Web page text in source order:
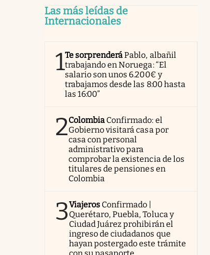
Las más leídas de
Internacionales
1Te sorprenderáPablo, albañil
trabajando en Noruega: “El
salario son unos 6.200€ y
trabajamos desde las 8:00 hasta
las 16:00”
2Colombia Confirmado: el
Gobierno visitará casa por
casa con personal
administrativo para
comprobar la existencia de los
titulares de pensiones en
Colombia
3Viajeros Confirmado |
Querétaro, Puebla, Toluca y
Ciudad Juárez prohibirán el
ingreso de ciudadanos que
hayan postergado este trámite